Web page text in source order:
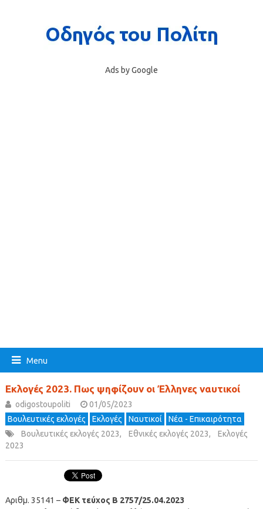
Ads by Google
Menu
Εκλογές 2023. Πως ψηφίζουν οι Έλληνες ναυτικοί
odigostoupoliti
01/05/2023
Βουλευτικές εκλογές
Εκλογές Ναυτικοί
Νέα - Επικαιρότητα
Βουλευτικές εκλογές 2023, Εθνικές εκλογές 2023,
Εκλογές
2023
Αριθμ. 35141 – ΦΕΚ τεύχος Β 2757/25.04.2023